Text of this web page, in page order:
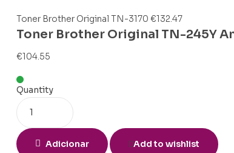
Toner Brother Original TN-3170 €132.47
Toner Brother Original TN-245Y
€104.55
Quantity
Adicionar Add to wishlist